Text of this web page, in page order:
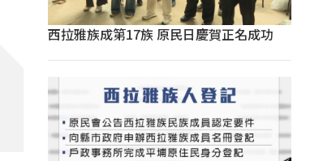
西拉雅族成第17族 原民日慶賀正名成功